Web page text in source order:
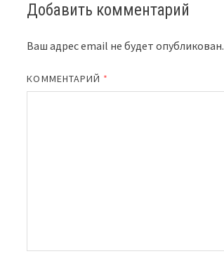
Добавить комментарий
Ваш адрес email не будет опубликован.
КОММЕНТАРИЙ *